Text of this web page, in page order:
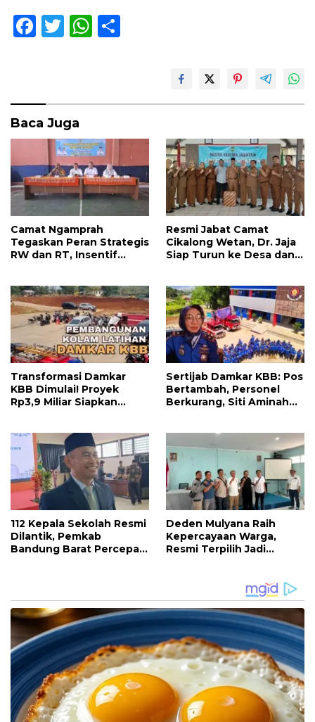
F
ac
o
o
k
T
w
W
h
A
p
p
Baca Juga
Camat Ngamprah
Tegaskan Peran Strategis
RW dan RT, Insentif
Pengabdian
Resmi Jabat Camat
Cikalong Wetan, Dr. Jaja
Siap Turun ke Desa dan
Lebih Maju
Transformasi Damkar
KBB Dimulai! Proyek
Rp3,9 Miliar Siapkan
Sertijab Damkar KBB: Pos
Bertambah, Personel
Berkurang, Siti Aminah
112 Kepala Sekolah Resmi
Dilantik, Pemkab
Bandung Barat Percepat
Deden Mulyana Raih
Kepercayaan Warga,
Resmi Terpilih Jadi